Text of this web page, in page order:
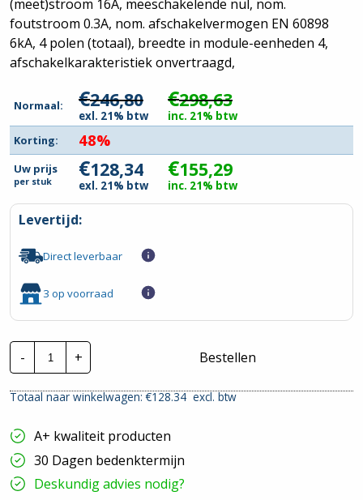
(meet)stroom 16A, meeschakelende nul, nom.
foutstroom 0.3A, nom. afschakelvermogen EN 60898
6kA, 4 polen (totaal), breedte in module-eenheden 4,
afschakelkarakteristiek onvertraagd,
Normaal: €246,80
exl. 21% btw
€298,63
inc. 21% btw
Korting:
48%
Uw prijs
per stuk €128,34
exl. 21% btw
€155,29
inc. 21% btw
Levertijd:
Direct leverbaar
3 op voorraad
-
Schneider
Acti9
Alamat
A9D52416
16A
3P+N
300mA
C-
Kar.
6Ka
+ Bestellen
Totaal naar winkelwagen: €128.34excl. btw
A+ kwaliteit producten
30 Dagen bedenktermijn
Deskundig advies nodig?